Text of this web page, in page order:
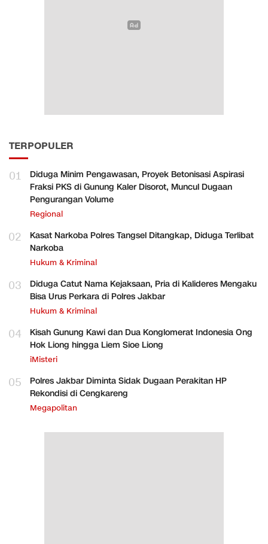
TERPOPULER
01
Diduga Minim Pengawasan, Proyek Betonisasi Aspirasi
Fraksi PKS di Gunung Kaler Disorot, Muncul Dugaan
Pengurangan Volume
Regional
02
Kasat Narkoba Polres Tangsel Ditangkap, Diduga Terlibat
Narkoba
Hukum & Kriminal
03
Diduga Catut Nama Kejaksaan, Pria di Kalideres Mengaku
Bisa Urus Perkara di Polres Jakbar
Hukum & Kriminal
04
Kisah Gunung Kawi dan Dua Konglomerat Indonesia Ong
Hok Liong hingga Liem Sioe Liong
iMisteri
05
Polres Jakbar Diminta Sidak Dugaan Perakitan HP
Rekondisi di Cengkareng
Megapolitan